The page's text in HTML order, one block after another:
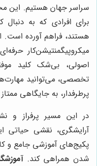
سراسر جهان هستیم. این
برای افرادی که به
هستند، فراهم آورده است.
میکروپیگمنتیشن‌کار
اصولی، بی‌شک کلید
تخصصی، می‌توانید
پرطرفدار، به جایگاهی
در این مسیر پرفراز و
آرایشگری، نقشی حیاتی
پکیج‌های آموزشی جامع و
شدن همراهی کند.